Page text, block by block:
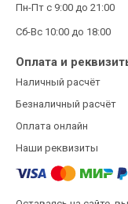
Пн-Пт с 9:00 до 21:00
Сб-Вс 10:00 до 18:00
Оплата и
Наличный расчёт
Безналичный расчёт
Оплата онлайн
Наши реквизиты